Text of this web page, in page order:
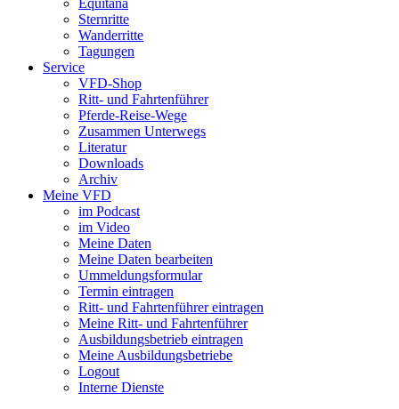
Equitana
Sternritte
Wanderritte
Tagungen
Service
VFD-Shop
Ritt- und Fahrtenführer
Pferde-Reise-Wege
Zusammen Unterwegs
Literatur
Downloads
Archiv
Meine VFD
im Podcast
im Video
Meine Daten
Meine Daten bearbeiten
Ummeldungsformular
Termin eintragen
Ritt- und Fahrtenführer eintragen
Meine Ritt- und Fahrtenführer
Ausbildungsbetrieb eintragen
Meine Ausbildungsbetriebe
Logout
Interne Dienste